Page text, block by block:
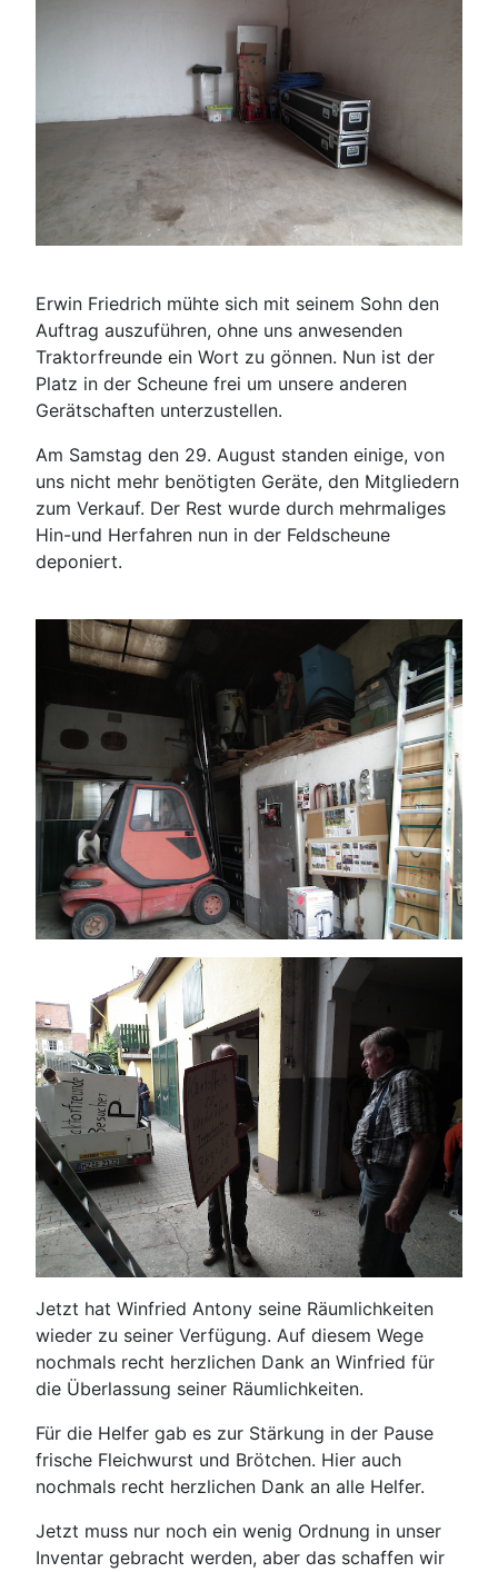
Erwin Friedrich mühte sich mit seinem Sohn den
Auftrag auszuführen, ohne uns anwesenden
Traktorfreunde ein Wort zu gönnen. Nun ist der
Platz in der Scheune frei um unsere anderen
Gerätschaften unterzustellen.
Am Samstag den 29. August standen einige, von
uns nicht mehr benötigten Geräte, den Mitgliedern
zum Verkauf. Der Rest wurde durch mehrmaliges
Hin-und Herfahren nun in der Feldscheune
deponiert.
Jetzt hat Winfried Antony seine Räumlichkeiten
wieder zu seiner Verfügung. Auf diesem Wege
nochmals recht herzlichen Dank an Winfried für
die Überlassung seiner Räumlichkeiten.
Für die Helfer gab es zur Stärkung in der Pause
frische Fleichwurst und Brötchen. Hier auch
nochmals recht herzlichen Dank an alle Helfer.
Jetzt muss nur noch ein wenig Ordnung in unser
Inventar gebracht werden, aber das schaffen wir